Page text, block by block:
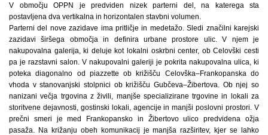
V območju OPPN je predviden nizek parterni del, na katerega sta
postavljena dva vertikalna in horizontalen stavbni volumen.
Parterni del nove zazidave ima pritličje in medetažo. Sledi značilni karejski
zazidavi širšega območja in definira urbane prostore ulic. V njem je
nakupovalna galerija, ki deluje kot lokalni oskrbni center, ob Celovški cesti
pa je razstavni salon. V nakupovalni galeriji je pokrita nakupovalna ulica, ki
poteka diagonalno od piazzette ob križišču Celovška–Frankopanska do
vhoda v stanovanjski stolpnici ob križišču Gubčeva–Žibertova. Ob njej so
nanizani večja trgovina z živili, manjše specializirane trgovine in lokali za
storitvene dejavnosti, gostinski lokali, agencije in manjši poslovni prostori. V
prečni smeri je med Frankopansko in Žibertovo ulico predvidena ožja
pasaža. Na križanju obeh komunikacij je manjša razširitev, kjer se lahko